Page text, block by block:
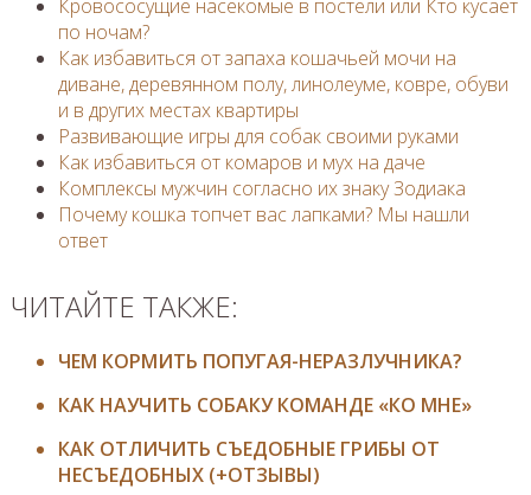
Кровососущие насекомые в постели или Кто кусает
по ночам?
Как избавиться от запаха кошачьей мочи на
диване, деревянном полу, линолеуме, ковре, обуви
и в других местах квартиры
Развивающие игры для собак своими руками
Как избавиться от комаров и мух на даче
Комплексы мужчин согласно их знаку Зодиака
Почему кошка топчет вас лапками? Мы нашли
ответ
ЧИТАЙТЕ ТАКЖЕ:
ЧЕМ КОРМИТЬ ПОПУГАЯ-НЕРАЗЛУЧНИКА?
КАК НАУЧИТЬ СОБАКУ КОМАНДЕ «КО МНЕ»
КАК ОТЛИЧИТЬ СЪЕДОБНЫЕ ГРИБЫ ОТ
НЕСЪЕДОБНЫХ (+ОТЗЫВЫ)